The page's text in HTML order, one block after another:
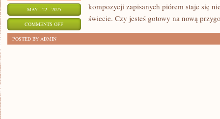
MAY - 22 - 2025
COMMENTS OFFON
kompozycji zapisanych piórem staje się
świecie. Czy jesteś gotowy na nową
POSTED BY ADMIN